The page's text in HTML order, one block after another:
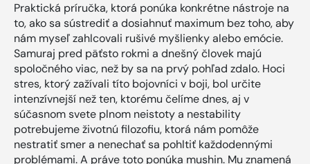
Praktická príručka, ktorá ponúka konkrétne nástroje na
to, ako sa sústrediť a dosiahnuť maximum bez toho, aby
nám myseľ zahlcovali rušivé myšlienky alebo emócie.
Samuraj pred päťsto rokmi a dnešný človek majú
spoločného viac, než by sa na prvý pohľad zdalo. Hoci
stres, ktorý zažívali títo bojovníci v boji, bol určite
intenzívnejší než ten, ktorému čelíme dnes, aj v
súčasnom svete plnom neistoty a nestability
potrebujeme životnú filozofiu, ktorá nám pomôže
nestratiť smer a nenechať sa pohltiť každodennými
problémami. A práve toto ponúka mushin. Mu znamená